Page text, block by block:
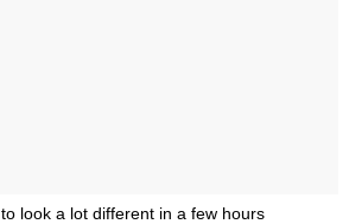
look a lot different in a few hours